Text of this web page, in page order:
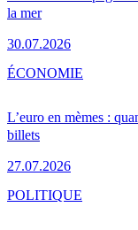
la mer
30.07.2026
L’euro en mèmes :
billets
27.07.2026
ÉCONOMIE
POLITIQUE